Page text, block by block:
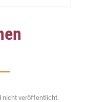
nicht veröffentlicht.